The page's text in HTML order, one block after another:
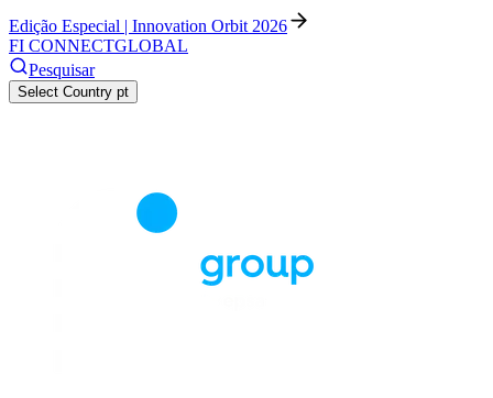
Edição Especial | Innovation Orbit 2026
FI CONNECTGLOBAL
Pesquisar
Select Country pt